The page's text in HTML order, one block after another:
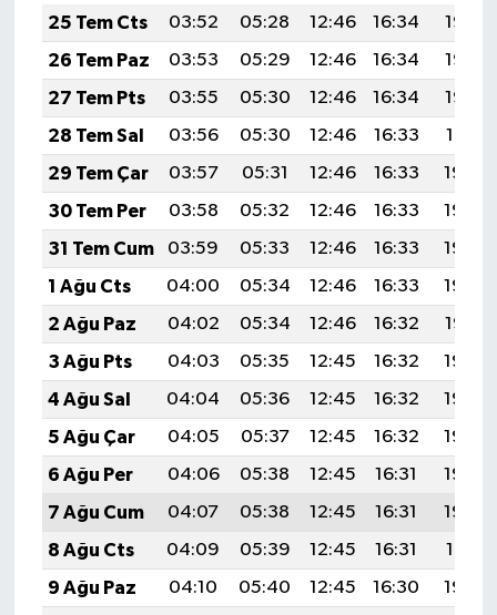
25 Tem Cts
03:52 05:28 12:46 16:34
19:53
26 Tem Paz
03:53 05:29 12:46 16:34
19:53
27 Tem Pts
03:55 05:30 12:46 16:34
19:52
28 Tem Sal
03:56 05:30 12:46 16:33
19:51
29 Tem Çar
03:57 05:31 12:46 16:33
19:50
30 Tem Per
03:58 05:32 12:46 16:33
19:49
31 Tem Cum
03:59 05:33 12:46 16:33
19:49
1 Ağu Cts
04:00 05:34 12:46 16:33
19:48
2 Ağu Paz
04:02 05:34 12:46 16:32
19:47
3 Ağu Pts
04:03 05:35 12:45 16:32
19:46
4 Ağu Sal
04:04 05:36 12:45 16:32
19:45
5 Ağu Çar
04:05 05:37 12:45 16:32
19:44
6 Ağu Per
04:06 05:38 12:45 16:31
19:43
7 Ağu Cum
04:07 05:38 12:45 16:31
19:42
8 Ağu Cts
04:09 05:39 12:45 16:31
19:41
9 Ağu Paz
04:10 05:40 12:45 16:30
19:40